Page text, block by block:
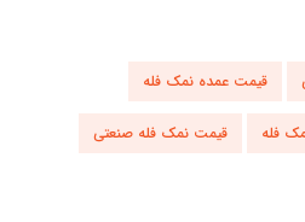
قیمت عمده نمک فله
فله قیمت نمک فله صنعتی